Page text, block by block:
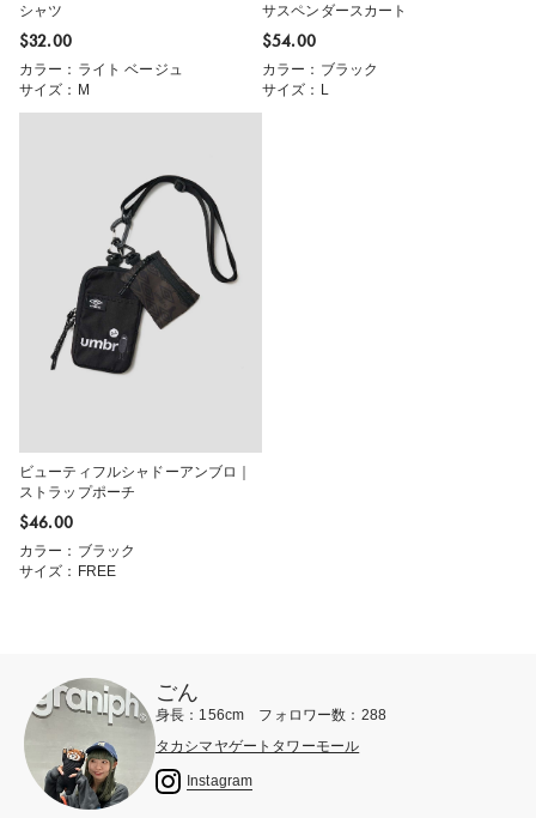
シャツ
$‌32.00
カラー：ライト ベージュ
サイズ：M
サスペンダースカート
$‌54.00
カラー：ブラック
サイズ：L
ビューティフルシャドーアンブロ｜
ストラップポーチ
$‌46.00
カラー：ブラック
サイズ：FREE
ごん
身長：156cm フォロワー数：288
タカシマヤゲートタワーモール
Instagram